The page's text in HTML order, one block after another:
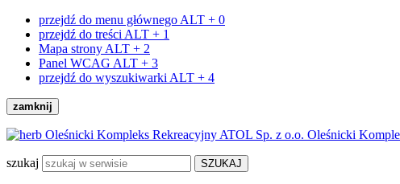
przejdź do menu głównego ALT + 0
przejdź do treści ALT + 1
Mapa strony ALT + 2
Panel WCAG ALT + 3
przejdź do wyszukiwarki ALT + 4
zamknij
Oleśnicki
szukaj